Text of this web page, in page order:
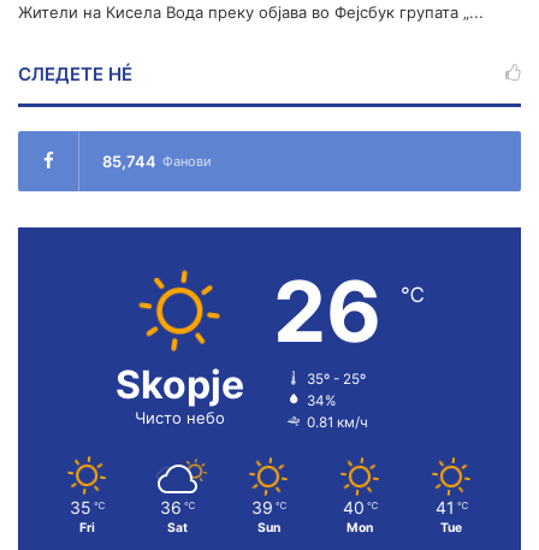
Жители на Кисела Вода преку објава во Фејсбук групата „...
СЛЕДЕТЕ НÉ
85,744 Фанови
Skopje
Чисто небо
26 ℃
35º - 25º
34%
0.81 км/ч
35 ℃
Fri
36 ℃
Sat
39 ℃
Sun
40 ℃
Mon
41 ℃
Tue